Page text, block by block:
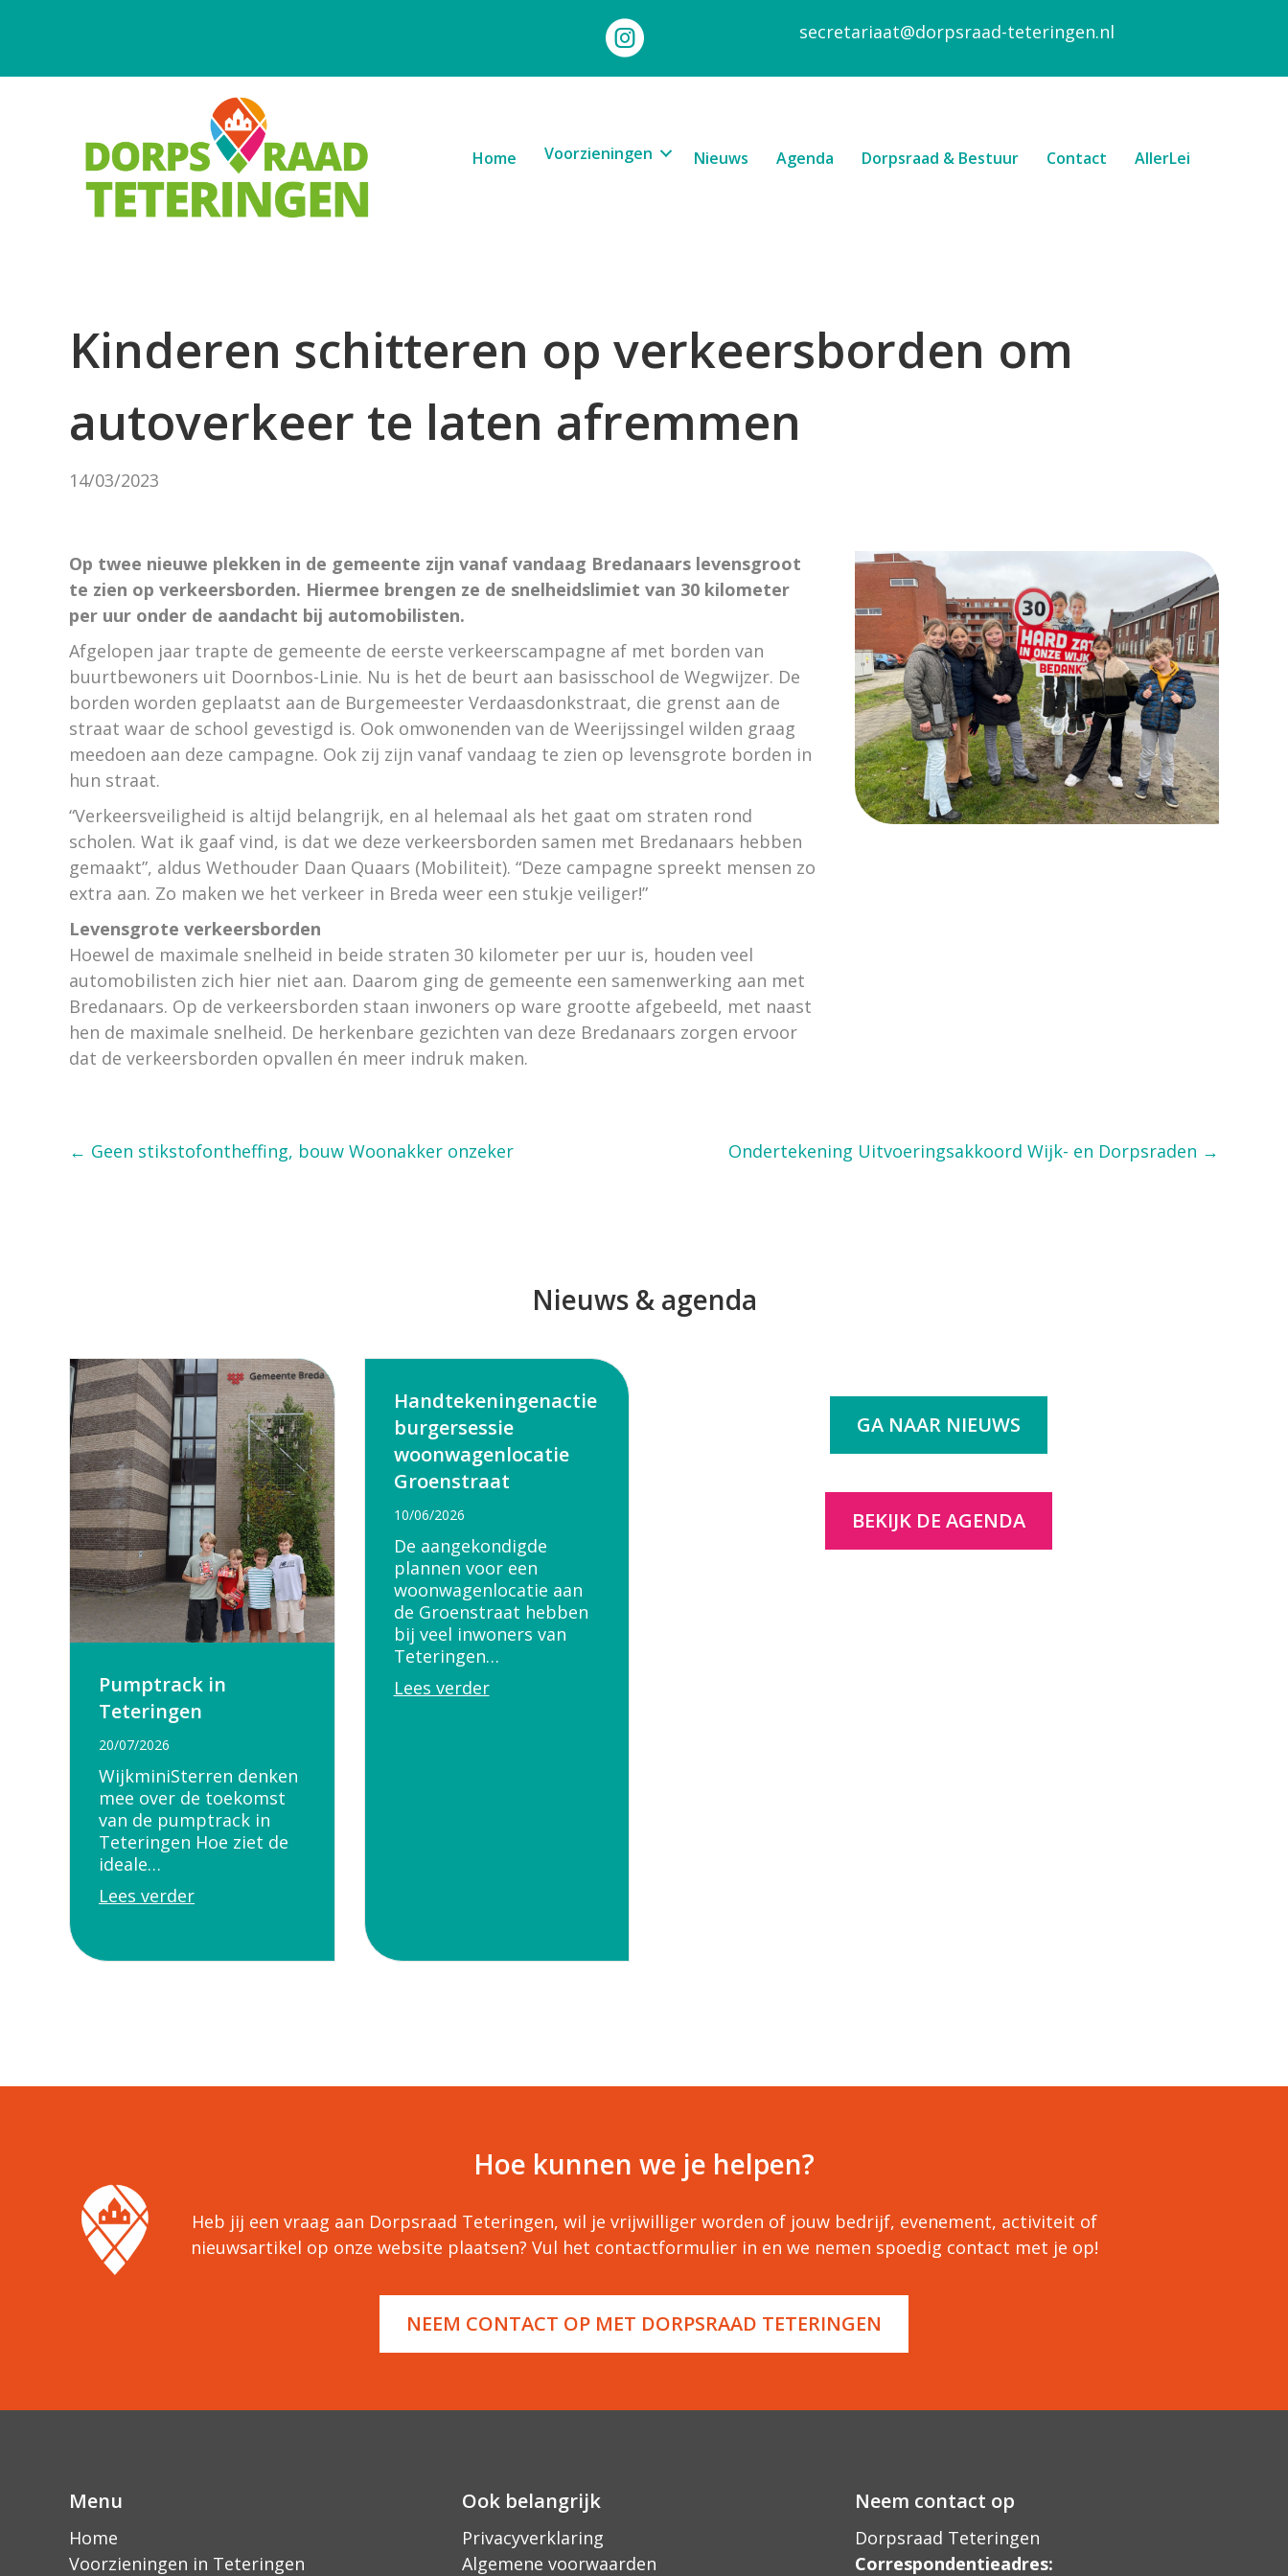
secretariaat@dorpsraad-teteringen.nl
Home Voorzieningen Nieuws Agenda Dorpsraad & Bestuur Contact AllerLei
Kinderen schitteren op verkeersborden om
autoverkeer te laten afremmen
14/03/2023
Op twee nieuwe plekken in de gemeente zijn vanaf vandaag Bredanaars levensgroot
te zien op verkeersborden. Hiermee brengen ze de snelheidslimiet van 30 kilometer
per uur onder de aandacht bij automobilisten.
Afgelopen jaar trapte de gemeente de eerste verkeerscampagne af met borden van
buurtbewoners uit Doornbos-Linie. Nu is het de beurt aan basisschool de Wegwijzer. De
borden worden geplaatst aan de Burgemeester Verdaasdonkstraat, die grenst aan de
straat waar de school gevestigd is. Ook omwonenden van de Weerijssingel wilden graag
meedoen aan deze campagne. Ook zij zijn vanaf vandaag te zien op levensgrote borden in
hun straat.
“Verkeersveiligheid is altijd belangrijk, en al helemaal als het gaat om straten rond
scholen. Wat ik gaaf vind, is dat we deze verkeersborden samen met Bredanaars hebben
gemaakt”, aldus Wethouder Daan Quaars (Mobiliteit). “Deze campagne spreekt mensen zo
extra aan. Zo maken we het verkeer in Breda weer een stukje veiliger!”
Levensgrote verkeersborden
Hoewel de maximale snelheid in beide straten 30 kilometer per uur is, houden veel
automobilisten zich hier niet aan. Daarom ging de gemeente een samenwerking aan met
Bredanaars. Op de verkeersborden staan inwoners op ware grootte afgebeeld, met naast
hen de maximale snelheid. De herkenbare gezichten van deze Bredanaars zorgen ervoor
dat de verkeersborden opvallen én meer indruk maken.
Posts
← Geen stikstofontheffing, bouw Woonakker onzeker Ondertekening Uitvoeringsakkoord Wijk- en Dorpsraden →
Nieuws & agenda
Pumptrack in
Teteringen
20/07/2026
WijkminiSterren denken
mee over de toekomst
van de pumptrack in
Teteringen Hoe ziet de
ideale…
Lees verder
Handtekeningenactie
burgersessie
woonwagenlocatie
Groenstraat
10/06/2026
De aangekondigde
plannen voor een
woonwagenlocatie aan
de Groenstraat hebben
bij veel inwoners van
Teteringen…
Lees verder
GA NAAR NIEUWS
BEKIJK DE AGENDA
Hoe kunnen we je helpen?
Heb jij een vraag aan Dorpsraad Teteringen, wil je vrijwilliger worden of jouw bedrijf, evenement, activiteit of
nieuwsartikel op onze website plaatsen? Vul het contactformulier in en we nemen spoedig contact met je op!
NEEM CONTACT OP MET DORPSRAAD TETERINGEN
Menu
Home
Voorzieningen in Teteringen
Ook belangrijk
Privacyverklaring
Algemene voorwaarden
Neem contact op
Dorpsraad Teteringen
Correspondentieadres: